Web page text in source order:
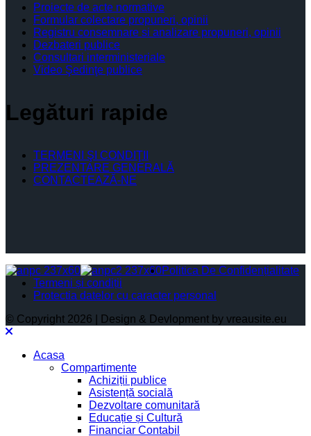
Proiecte de acte normative
Formular colectare propuneri, opinii
Registru consemnare si analizare propuneri, opinii
Dezbateri publice
Consultari interministeriale
Video Şedinţe publice
Legături rapide
TERMENI ŞI CONDIŢII
PREZENTARE GENERALĂ
CONTACTEAZĂ-NE
Politica De Confidențialitate
Termeni și condiții
Protectia datelor cu caracter personal
© Copyright 2026 | Design & Devlopment by vreausite.eu
Acasa
Compartimente
Achiziții publice
Asistență socială
Dezvoltare comunitară
Educație și Cultură
Financiar Contabil